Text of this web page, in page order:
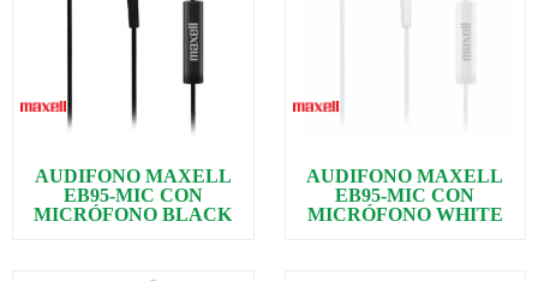
AUDIFONO MAXELL
EB95-MIC CON
MICRÓFONO BLACK
AUDIFONO MAXELL
EB95-MIC CON
MICRÓFONO WHITE